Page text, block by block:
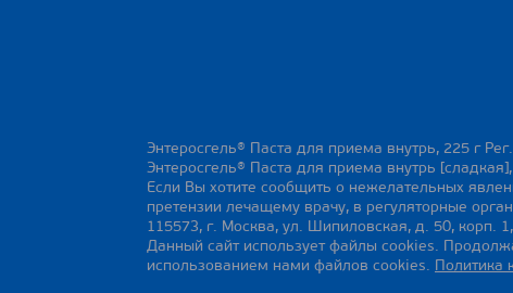
Энтеросгель® Паста для приема внутрь, 225 г
Энтеросгель® Паста для приема внутрь
Если Вы хотите сообщить о нежелательных
претензии лечащему врачу, в регуляторные
115573, г. Москва, ул. Шипиловская, д. 50, корп.
Данный сайт использует файлы cookies.
использованием нами файлов cookies. Политика